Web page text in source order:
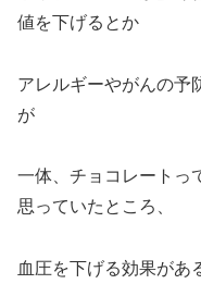
値を下げるとか
アレルギーやがんの予
が
一体、チョコレートっ
思っていたところ、
血圧を下げる効果があ